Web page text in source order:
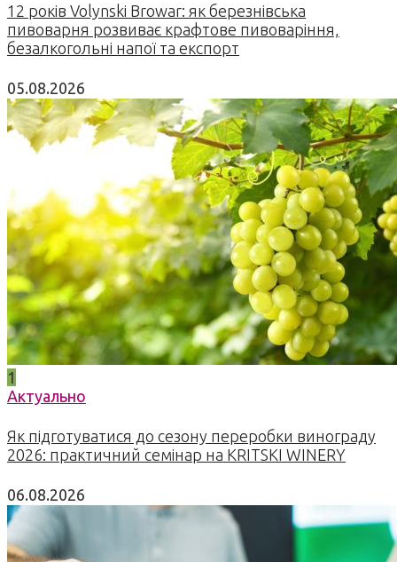
12 років Volynski Browar: як березнівська
пивоварня розвиває крафтове пивоваріння,
безалкогольні напої та експорт
05.08.2026
1
Актуально
Як підготуватися до сезону переробки винограду
2026: практичний семінар на KRITSKI WINERY
06.08.2026